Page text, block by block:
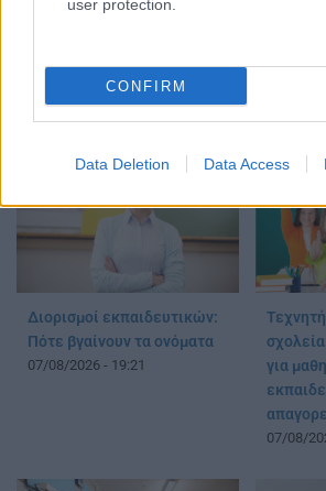
user protection.
CONFIRM
Data Deletion Data Access
ΔΙΑΒΑΣΤΕ
Διορισμοί εκπαιδευτικών:
Πότε βγαίνουν τα ονόματα
07/08/2026 - 19:21
για
07/08/